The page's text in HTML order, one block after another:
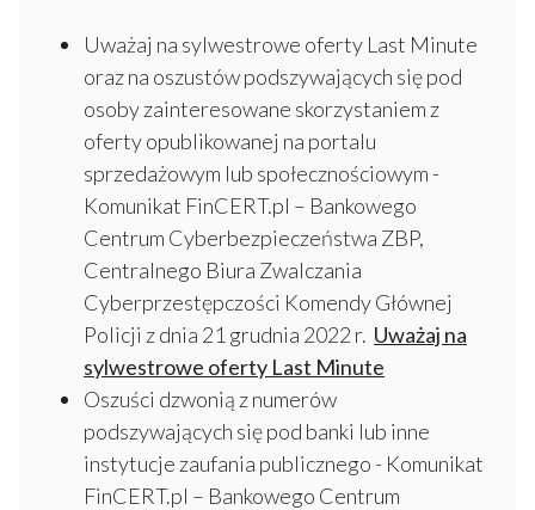
Uważaj na sylwestrowe oferty Last Minute
oraz na oszustów podszywających się pod
osoby zainteresowane skorzystaniem z
oferty opublikowanej na portalu
sprzedażowym lub społecznościowym -
Komunikat FinCERT.pl – Bankowego
Centrum Cyberbezpieczeństwa ZBP,
Centralnego Biura Zwalczania
Cyberprzestępczości Komendy Głównej
Policji z dnia 21 grudnia 2022 r. Uważaj na
sylwestrowe oferty Last Minute
Oszuści dzwonią z numerów
podszywających się pod banki lub inne
instytucje zaufania publicznego - Komunikat
FinCERT.pl – Bankowego Centrum